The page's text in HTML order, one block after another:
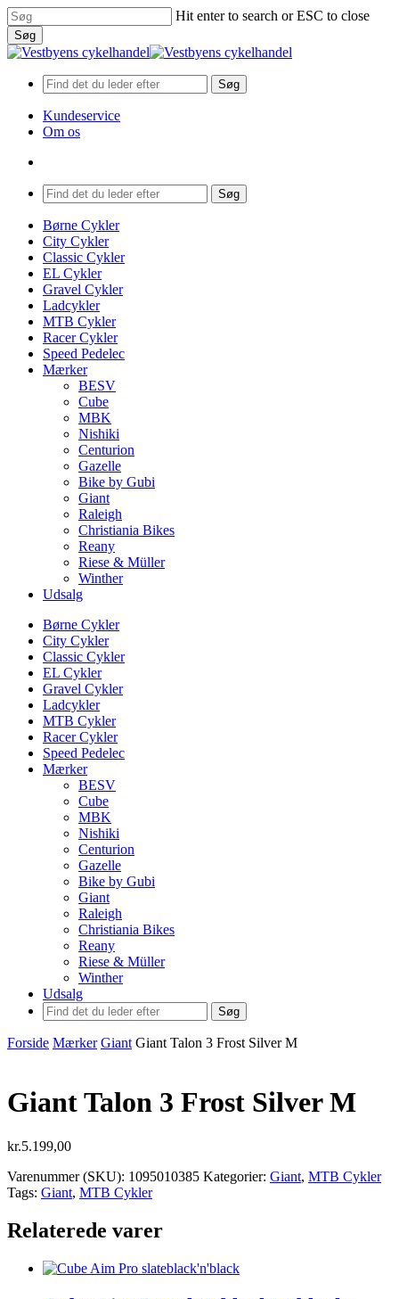
Skip
to
main
content
Hit enter to search or ESC to close
Søg
Close
Søg
Kundeservice
Om os
Menu
Søg
search
Menu
Børne Cykler
City Cykler
Classic Cykler
EL Cykler
Gravel Cykler
Ladcykler
MTB Cykler
Racer Cykler
Speed Pedelec
Mærker
BESV
Cube
MBK
Nishiki
Centurion
Gazelle
Bike by Gubi
Giant
Raleigh
Christiania Bikes
Reany
Riese & Müller
Winther
Udsalg
Børne Cykler
City Cykler
Classic Cykler
EL Cykler
Gravel Cykler
Ladcykler
MTB Cykler
Racer Cykler
Speed Pedelec
Mærker
BESV
Cube
MBK
Nishiki
Centurion
Gazelle
Bike by Gubi
Giant
Raleigh
Christiania Bikes
Reany
Riese & Müller
Winther
Udsalg
Søg
Forside Mærker Giant Giant Talon 3 Frost Silver M
Giant Talon 3 Frost Silver M
kr.5.199,00
Varenummer (SKU): 1095010385 Kategorier: Giant, MTB Cykler
Tags: Giant, MTB Cykler
Relaterede varer